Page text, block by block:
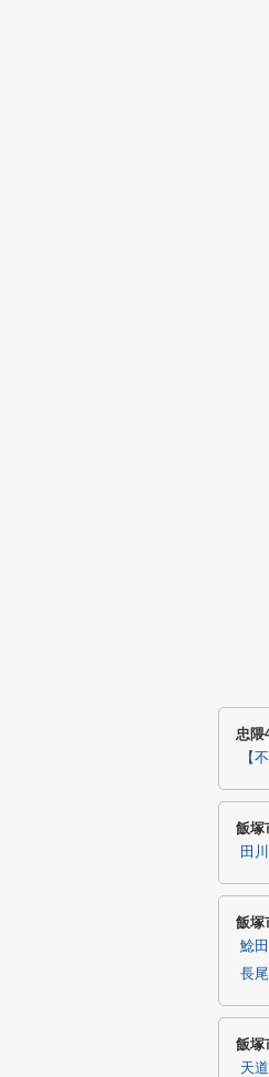
忠隈
【
飯塚
田
飯塚
鯰田
長尾
飯塚
天道